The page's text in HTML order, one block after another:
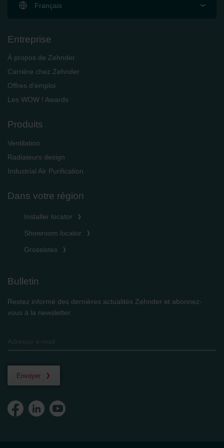
Français
Entreprise
À propos de Zehnder
Carrière chez Zehnder
Offres d'emploi
Les WOW ! Awards
Produits
Ventilation
Radiateurs design
Industrial Air Purification
Dans votre région
Installer locator
Showroom locator
Grossistes
Bulletin
Restez informé des dernières actualités Zehnder et abonnez-
vous à la newsletter.
Envoyer